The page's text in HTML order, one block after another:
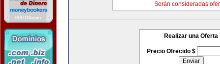
Serán consideradas
Realizar una Oferta
Precio Ofrecido $